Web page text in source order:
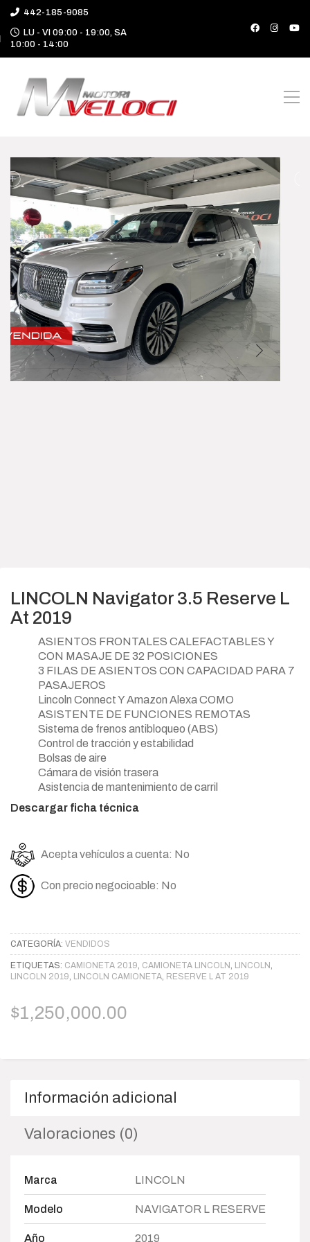
442-185-9085
LU - VI 09:00 - 19:00, SA
10:00 - 14:00
LINCOLN Navigator 3.5 Reserve L
At 2019
ASIENTOS FRONTALES CALEFACTABLES Y
CON MASAJE DE 32 POSICIONES
3 FILAS DE ASIENTOS CON CAPACIDAD PARA 7
PASAJEROS
Lincoln Connect Y Amazon Alexa COMO
ASISTENTE DE FUNCIONES REMOTAS
Sistema de frenos antibloqueo (ABS)
Control de tracción y estabilidad
Bolsas de aire
Cámara de visión trasera
Asistencia de mantenimiento de carril
Descargar ficha técnica
Acepta vehículos a cuenta: No
Con precio negocioable: No
CATEGORÍA: VENDIDOS
ETIQUETAS: CAMIONETA 2019, CAMIONETA LINCOLN , LINCOLN ,
LINCOLN 2019, LINCOLN CAMIONETA, RESERVE L AT 2019
$1,250,000.00
Información adicional
Valoraciones (0)
Marca LINCOLN
Modelo NAVIGATOR L RESERVE
Año 2019